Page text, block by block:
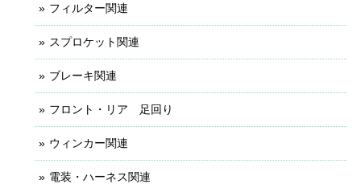
フィルター関連
スプロケット関連
ブレーキ関連
フロント・リア 足回り
ウィンカー関連
電装・ハーネス関連